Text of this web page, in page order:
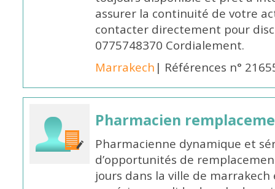
assurer la continuité de votre
contacter directement pour
0775748370 Cordialement.
Marrakech | Références n°
Pharmacien
Pharmacienne dynamique et
d’opportunités de
jours dans la ville de marrakech